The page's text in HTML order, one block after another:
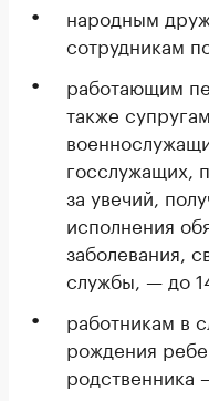
народным
сотрудникам
работающим
также
госслужащих,
за увечий,
исполнения
заболевания,
службы, — до
работникам в
рождения
родственника